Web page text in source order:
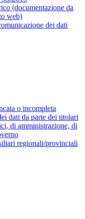
(documentazione da
web)
dei dati
o incompleta
dati da parte dei titolari
di amministrazione, di
regionali/provinciali